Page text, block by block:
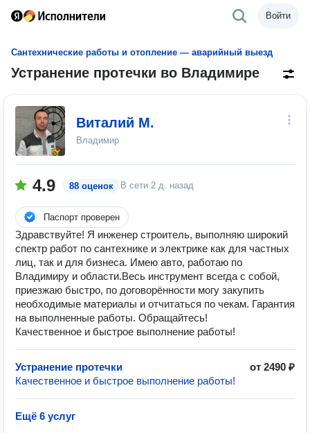
Войти
Сантехнические работы и отопление — аварийный выезд
Устранение протечки во Владимире
Виталий М.
Владимир
4.9 88 оценок В сети 2 д. назад
Паспорт проверен
Здравствуйте! Я инженер строитель, выполняю широкий
спектр работ по сантехнике и электрике как для частных
лиц, так и для бизнеса. Имею авто, работаю по
Владимиру и области.Весь инструмент всегда с собой,
приезжаю быстро, по договорённости могу закупить
необходимые материалы и отчитаться по чекам. Гарантия
на выполненные работы. Обращайтесь!
Качественное и быстрое выполнение работы!
Устранение протечки
от 2490 ₽
Качественное и быстрое выполнение работы!
Ещё 6 услуг